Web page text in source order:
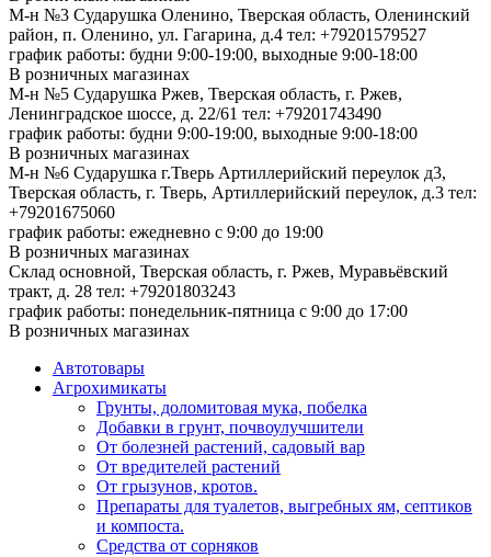
М-н №3 Сударушка Оленино, Тверская область, Оленинский
район, п. Оленино, ул. Гагарина, д.4 тел: +79201579527
график работы: будни 9:00-19:00, выходные 9:00-18:00
В розничных магазинах
М-н №5 Сударушка Ржев, Тверская область, г. Ржев,
Ленинградское шоссе, д. 22/61 тел: +79201743490
график работы: будни 9:00-19:00, выходные 9:00-18:00
В розничных магазинах
М-н №6 Сударушка г.Тверь Артиллерийский переулок д3,
Тверская область, г. Тверь, Артиллерийский переулок, д.3 тел:
+79201675060
график работы: ежедневно с 9:00 до 19:00
В розничных магазинах
Склад основной, Тверская область, г. Ржев, Муравьёвский
тракт, д. 28 тел: +79201803243
график работы: понедельник-пятница с 9:00 до 17:00
В розничных магазинах
Автотовары
Агрохимикаты
Грунты, доломитовая мука, побелка
Добавки в грунт, почвоулучшители
От болезней растений, садовый вар
От вредителей растений
От грызунов, кротов.
Препараты для туалетов, выгребных ям, септиков
и компоста.
Средства от сорняков